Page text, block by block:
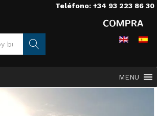
Teléfono: +34 93 223 86 30
r
MENU